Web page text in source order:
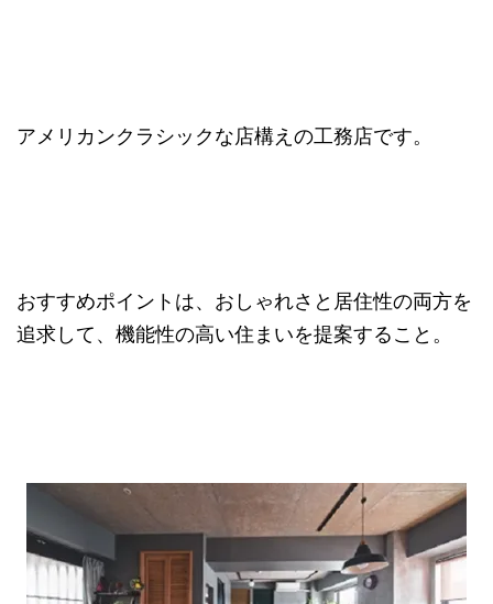
アメリカンクラシックな店構えの工務店です。
おすすめポイントは、おしゃれさと居住性の両方を
追求して、機能性の高い住まいを提案すること。